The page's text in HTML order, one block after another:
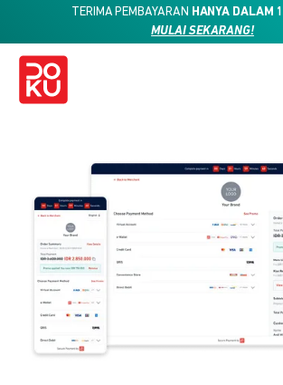
TERIMA PEMBAYARAN HANYA DALAM
MULAI SEKARANG!